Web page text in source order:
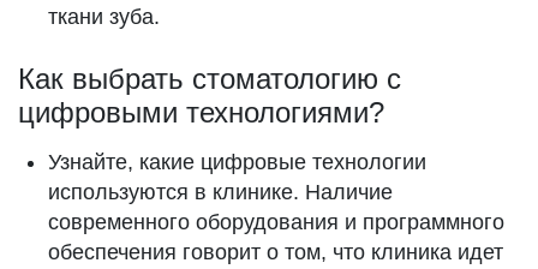
ткани зуба.
Как выбрать стоматологию с
цифровыми технологиями?
Узнайте, какие цифровые технологии
используются в клинике. Наличие
современного оборудования и программного
обеспечения говорит о том, что клиника идет